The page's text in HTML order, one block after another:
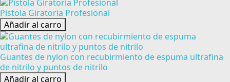
Pistola Giratoria Profesional
Añadir al carro
Guantes de nylon con recubirmiento de espuma ultrafina
de nitrilo y puntos de nitrilo
Añadir al carro